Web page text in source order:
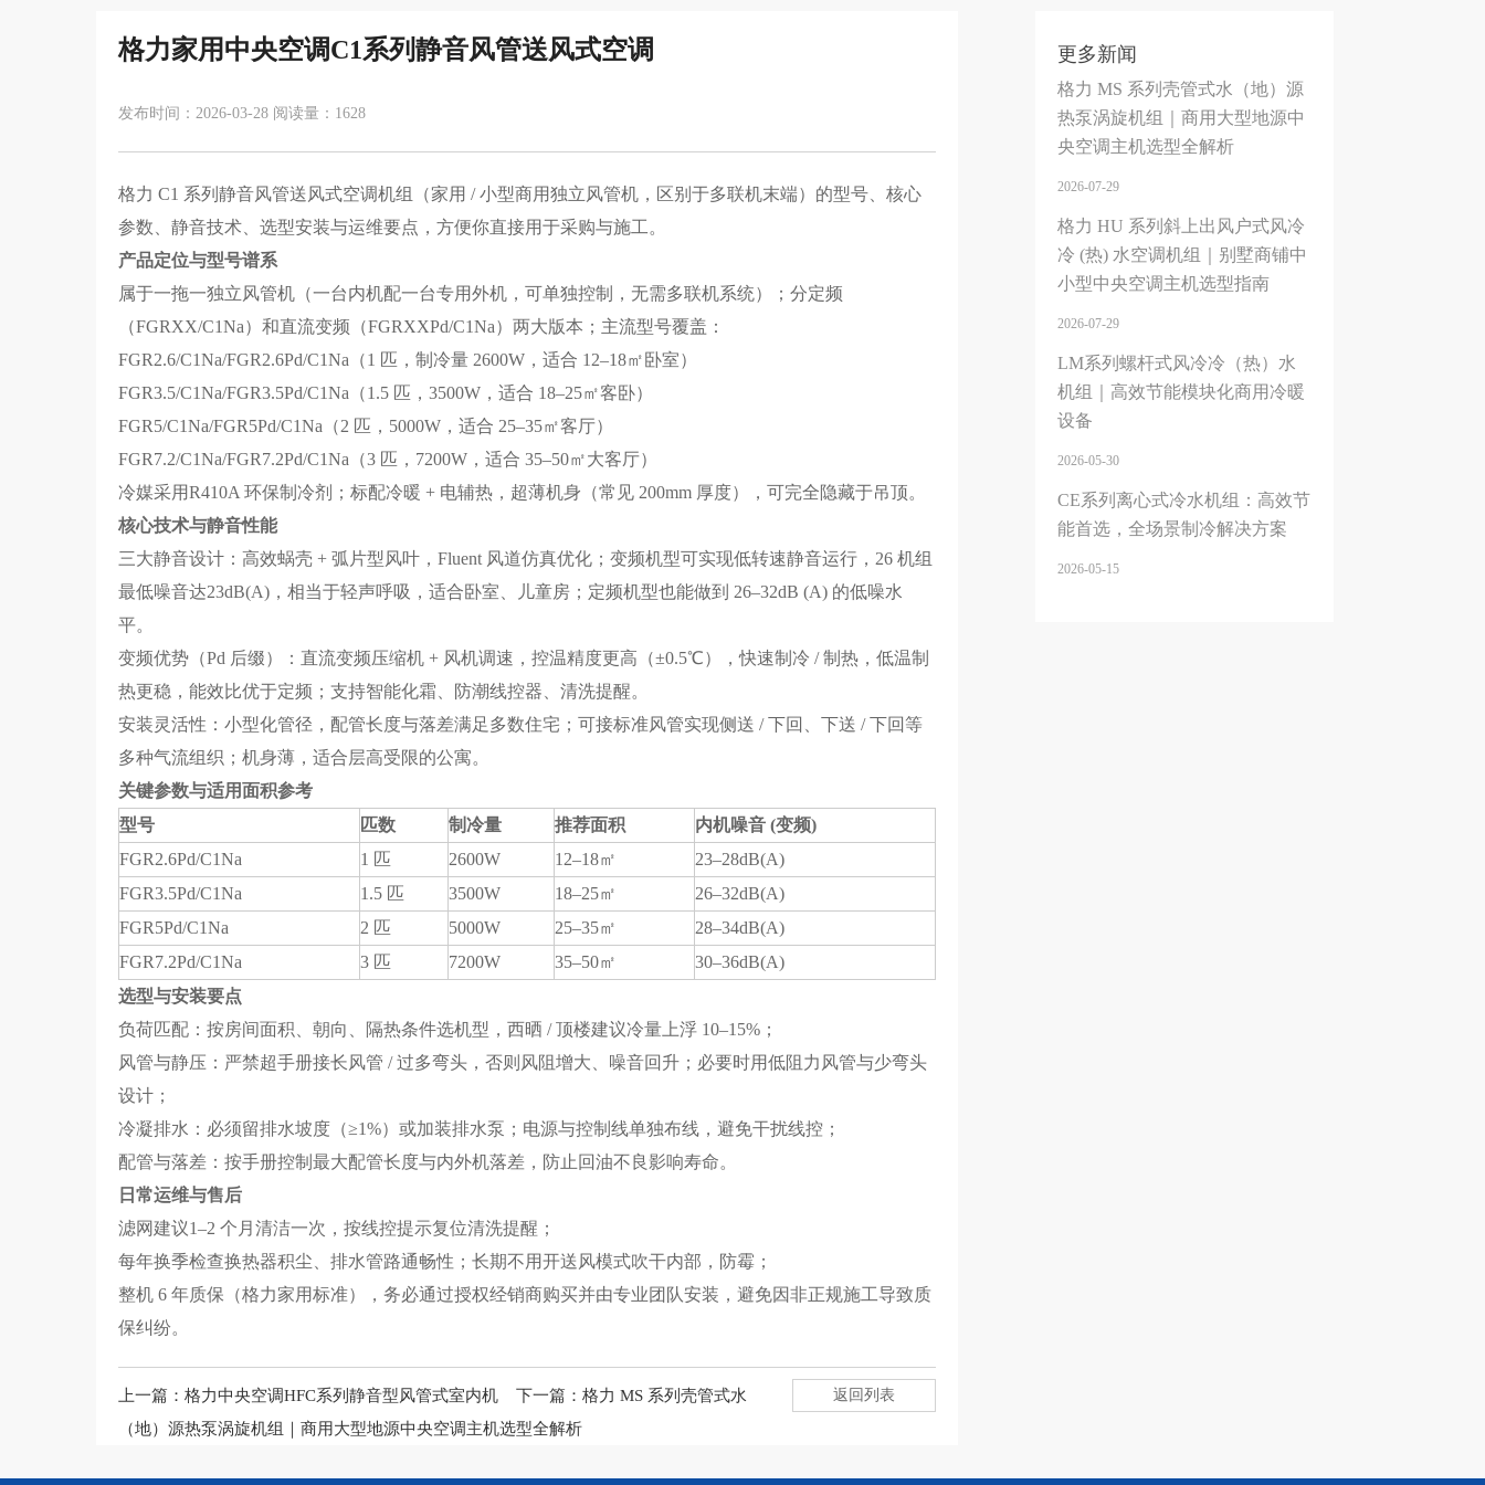
格力家用中央空调C1系列静音风管送风式空调
发布时间：2026-03-28 阅读量：1628
格力 C1 系列静音风管送风式空调机组（家用 / 小型商用独立风管机，区别于多联机末端）的型号、核心
参数、静音技术、选型安装与运维要点，方便你直接用于采购与施工。
产品定位与型号谱系
属于一拖一独立风管机（一台内机配一台专用外机，可单独控制，无需多联机系统）；分定频
（FGRXX/C1Na）和直流变频（FGRXXPd/C1Na）两大版本；主流型号覆盖：
FGR2.6/C1Na/FGR2.6Pd/C1Na（1 匹，制冷量 2600W，适合 12–18㎡卧室）
FGR3.5/C1Na/FGR3.5Pd/C1Na（1.5 匹，3500W，适合 18–25㎡客卧）
FGR5/C1Na/FGR5Pd/C1Na（2 匹，5000W，适合 25–35㎡客厅）
FGR7.2/C1Na/FGR7.2Pd/C1Na（3 匹，7200W，适合 35–50㎡大客厅）
冷媒采用R410A 环保制冷剂；标配冷暖 + 电辅热，超薄机身（常见 200mm 厚度），可完全隐藏于吊顶。
核心技术与静音性能
三大静音设计：高效蜗壳 + 弧片型风叶，Fluent 风道仿真优化；变频机型可实现低转速静音运行，26 机组
最低噪音达23dB(A)，相当于轻声呼吸，适合卧室、儿童房；定频机型也能做到 26–32dB (A) 的低噪水
平。
变频优势（Pd 后缀）：直流变频压缩机 + 风机调速，控温精度更高（±0.5℃），快速制冷 / 制热，低温制
热更稳，能效比优于定频；支持智能化霜、防潮线控器、清洗提醒。
安装灵活性：小型化管径，配管长度与落差满足多数住宅；可接标准风管实现侧送 / 下回、下送 / 下回等
多种气流组织；机身薄，适合层高受限的公寓。
关键参数与适用面积参考
型号
匹数 制冷量 推荐面积
内机噪音 (变频)
FGR2.6Pd/C1Na
1 匹 2600W 12–18㎡
23–28dB(A)
FGR3.5Pd/C1Na
1.5 匹 3500W 18–25㎡
26–32dB(A)
FGR5Pd/C1Na
2 匹 5000W 25–35㎡
28–34dB(A)
FGR7.2Pd/C1Na
3 匹 7200W 35–50㎡
30–36dB(A)
选型与安装要点
负荷匹配：按房间面积、朝向、隔热条件选机型，西晒 / 顶楼建议冷量上浮 10–15%；
风管与静压：严禁超手册接长风管 / 过多弯头，否则风阻增大、噪音回升；必要时用低阻力风管与少弯头
设计；
冷凝排水：必须留排水坡度（≥1%）或加装排水泵；电源与控制线单独布线，避免干扰线控；
配管与落差：按手册控制最大配管长度与内外机落差，防止回油不良影响寿命。
日常运维与售后
滤网建议1–2 个月清洁一次，按线控提示复位清洗提醒；
每年换季检查换热器积尘、排水管路通畅性；长期不用开送风模式吹干内部，防霉；
整机 6 年质保（格力家用标准），务必通过授权经销商购买并由专业团队安装，避免因非正规施工导致质
保纠纷。
上一篇： 格力中央空调HFC系列静音型风管式室内机 下一篇： 格力 MS 系列壳管式水
（地）源热泵涡旋机组｜商用大型地源中央空调主机选型全解析
返回列表
更多新闻
格力 MS 系列壳管式水（地）源
热泵涡旋机组｜商用大型地源中
央空调主机选型全解析
2026-07-29
格力 HU 系列斜上出风户式风冷
冷 (热) 水空调机组｜别墅商铺中
小型中央空调主机选型指南
2026-07-29
LM系列螺杆式风冷冷（热）水
机组｜高效节能模块化商用冷暖
设备
2026-05-30
CE系列离心式冷水机组：高效节
能首选，全场景制冷解决方案
2026-05-15